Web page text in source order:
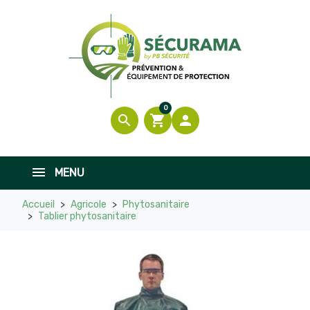
search shopping_cart
0

MENU
Accueil Agricole
Phytosanitaire
Tablier phytosanitaire
